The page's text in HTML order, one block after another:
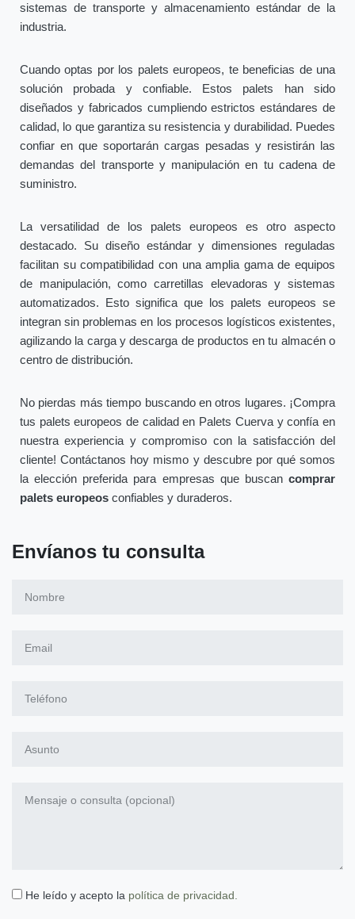
sistemas de transporte y almacenamiento estándar de la
industria.
Cuando optas por los palets europeos, te beneficias de una
solución probada y confiable. Estos palets han sido
diseñados y fabricados cumpliendo estrictos estándares de
calidad, lo que garantiza su resistencia y durabilidad. Puedes
confiar en que soportarán cargas pesadas y resistirán las
demandas del transporte y manipulación en tu cadena de
suministro.
La versatilidad de los palets europeos es otro aspecto
destacado. Su diseño estándar y dimensiones reguladas
facilitan su compatibilidad con una amplia gama de equipos
de manipulación, como carretillas elevadoras y sistemas
automatizados. Esto significa que los palets europeos se
integran sin problemas en los procesos logísticos existentes,
agilizando la carga y descarga de productos en tu almacén o
centro de distribución.
No pierdas más tiempo buscando en otros lugares. ¡Compra
tus palets europeos de calidad en Palets Cuerva y confía en
nuestra experiencia y compromiso con la satisfacción del
cliente! Contáctanos hoy mismo y descubre por qué somos
la elección preferida para empresas que buscan comprar
palets europeos confiables y duraderos.
Envíanos tu consulta
He leído y acepto la política de privacidad.